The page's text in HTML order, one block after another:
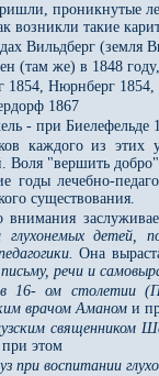
проникнутые
возникли такие
Вильдберг (земля
(там же) в 1848 году,
1854, Нюрнберг 1854,
1867
- при Биелефельде
каждого из этих
Воля "вершить
годы лечебно-
существования.
внимания
глухонемых детей,
Она
речи и
16- ом столетии
врачом Аманом и
священником
этом
при воспитании